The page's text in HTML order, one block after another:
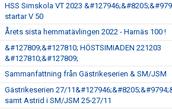
HSS Simskola VT 2023
startar V 50
Årets sista hemmatävlingen 2022 - Harnäs 100 !
&#127809;&#127810; HÖSTSIMIADEN 221203
&#127810;&#127809;
Sammanfattning från Gästrikeserien & SM/JSM
Gästrikeserien 27/
samt Astrid i SM/JSM 25-27/11